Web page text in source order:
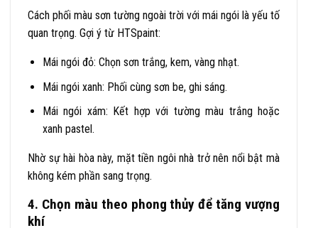
Cách phối màu sơn tường ngoài trời với mái ngói là yếu tố
quan trọng. Gợi ý từ HTSpaint:
Mái ngói đỏ: Chọn sơn trắng, kem, vàng nhạt.
Mái ngói xanh: Phối cùng sơn be, ghi sáng.
Mái ngói xám: Kết hợp với tường màu trắng hoặc
xanh pastel.
Nhờ sự hài hòa này, mặt tiền ngôi nhà trở nên nổi bật mà
không kém phần sang trọng.
4. Chọn màu theo phong thủy để tăng vượng
khí